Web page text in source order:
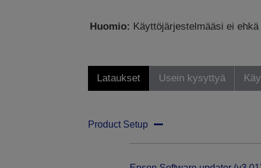
Huomio: Käyttöjärjestelmääsi ei
Lataukset Usein kysyttyä
Product Setup